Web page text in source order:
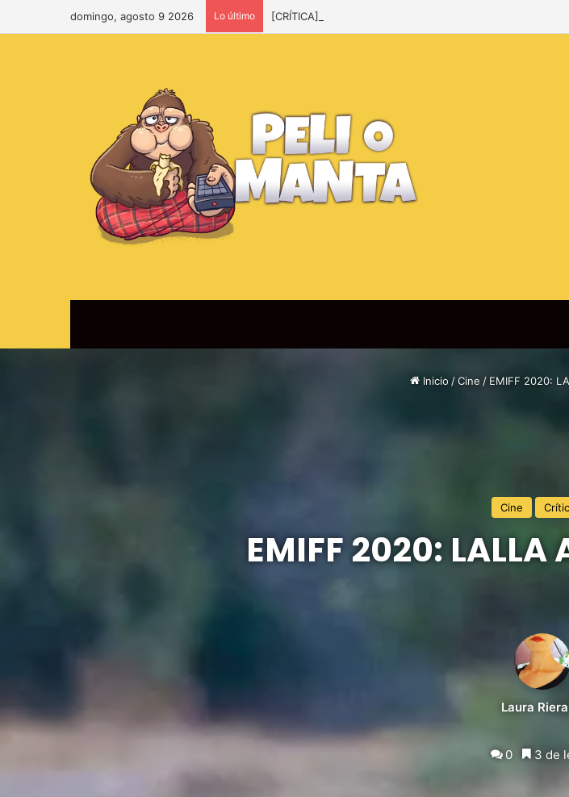
domingo, agosto 9 2026 Lo último [CRÍTICA] Spider-Man Brand New Day
Inicio / Cine / EMIFF 2020:
Cine
EMIFF 2020:
Laura Riera
0 3 de